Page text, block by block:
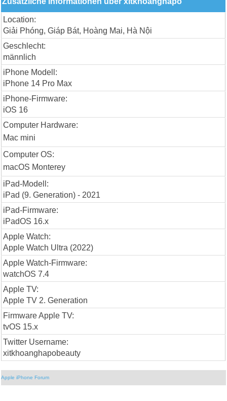
Location:
Giải Phóng, Giáp Bát, Hoàng Mai, Hà Nội
Geschlecht:
männlich
iPhone Modell:
iPhone 14 Pro Max
iPhone-Firmware:
iOS 16
Computer Hardware:
Mac mini
Computer OS:
macOS Monterey
iPad-Modell:
iPad (9. Generation) - 2021
iPad-Firmware:
iPadOS 16.x
Apple Watch:
Apple Watch Ultra (2022)
Apple Watch-Firmware:
watchOS 7.4
Apple TV:
Apple TV 2. Generation
Firmware Apple TV:
tvOS 15.x
Twitter Username:
xitkhoanghapobeauty
Apple iPhone Forum